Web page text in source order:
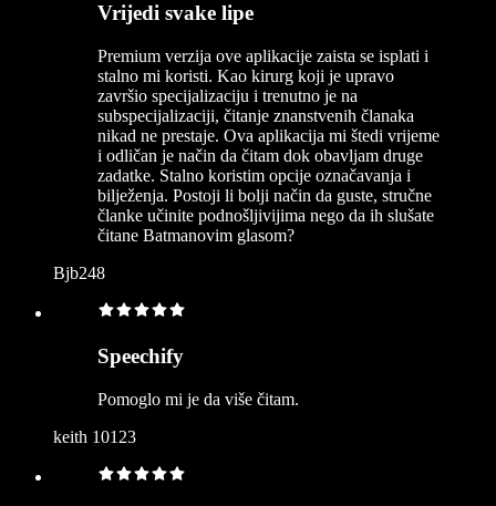
Vrijedi svake lipe
Premium verzija ove aplikacije zaista se isplati i
stalno mi koristi. Kao kirurg koji je upravo
završio specijalizaciju i trenutno je na
subspecijalizaciji, čitanje znanstvenih članaka
nikad ne prestaje. Ova aplikacija mi štedi vrijeme
i odličan je način da čitam dok obavljam druge
zadatke. Stalno koristim opcije označavanja i
bilježenja. Postoji li bolji način da guste, stručne
članke učinite podnošljivijima nego da ih slušate
čitane Batmanovim glasom?
Bjb248
Speechify
Pomoglo mi je da više čitam.
keith 10123